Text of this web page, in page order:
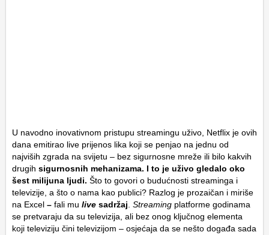
U navodno inovativnom pristupu streamingu uživo, Netflix je ovih
dana emitirao live prijenos lika koji se penjao na jednu od
najviših zgrada na svijetu – bez sigurnosne mreže ili bilo kakvih
drugih sigurnosnih mehanizama. I to je uživo gledalo oko
šest milijuna ljudi. Što to govori o budućnosti streaminga i
televizije, a što o nama kao publici? Razlog je prozaičan i miriše
na Excel – fali mu live sadržaj. Streaming platforme godinama
se pretvaraju da su televizija, ali bez onog ključnog elementa
koji televiziju čini televizijom – osjećaja da se nešto događa sada